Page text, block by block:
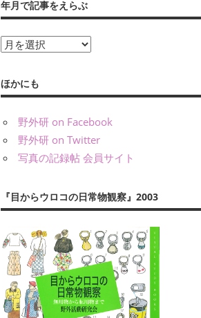
年月で記事をえらぶ
年
で
記
ほかにも
野外研 on Facebook
野外研 on Twitter
写真の記録帖 会員サイト
『目からウロコの日常物観察』2003